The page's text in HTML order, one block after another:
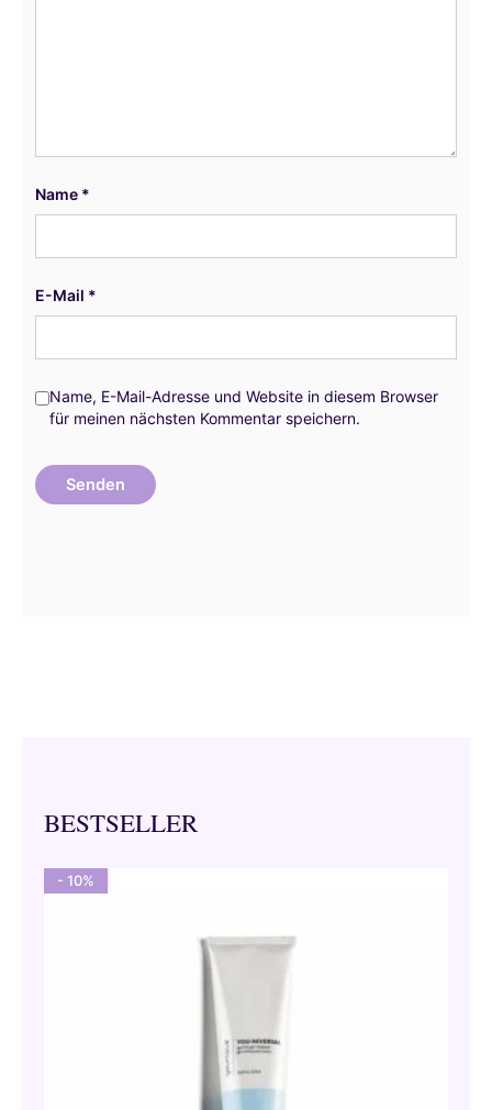
Name *
E-Mail *
Name, E-Mail-Adresse und Website in diesem Browser
für meinen nächsten Kommentar speichern.
BESTSELLER
- 10%